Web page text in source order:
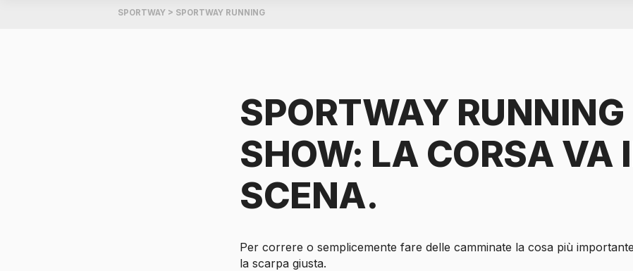
SPORTWAY > SPORTWAY RUNNING
SPORTWAY RUNNING
SHOW: LA CORSA VA
SCENA.
Per correre o semplicemente fare delle camminate la cosa più
la scarpa giusta.